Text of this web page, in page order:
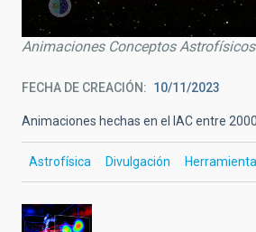
Animaciones Conceptos Astrofísicos
FECHA DE CREACIÓN 10/11/2023
Animaciones hechas en el IAC entre
Astrofísica Divulgación